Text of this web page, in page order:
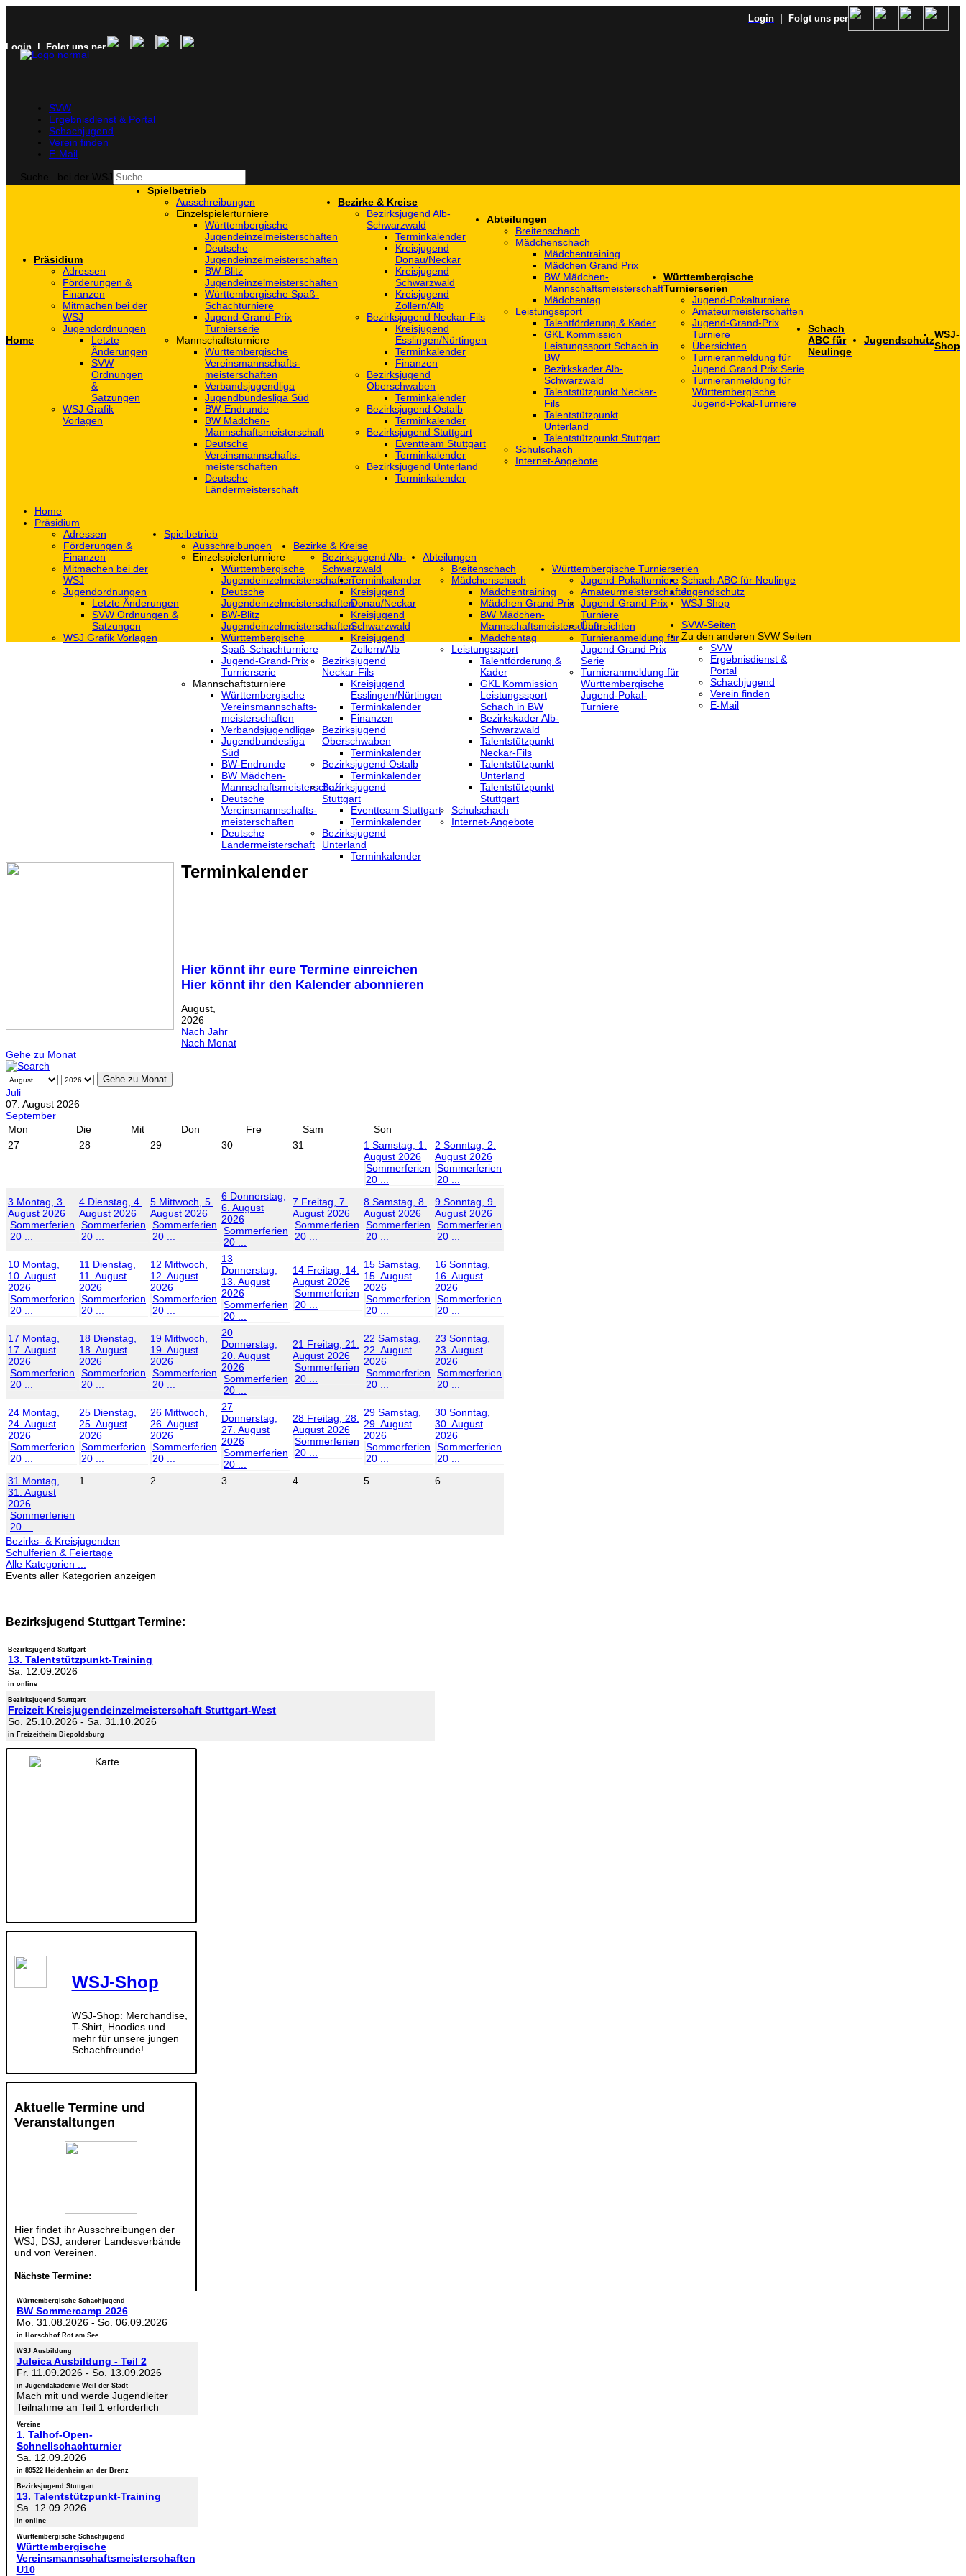
Login | Folgt uns per
Login | Folgt uns per
SVW
Ergebnisdienst & Portal
Schachjugend
Verein finden
E-Mail
Home
Präsidium
Adressen
Förderungen &
Finanzen
Mitmachen bei der
WSJ
Jugendordnungen
Letzte
Änderungen
SVW
Ordnungen
&
Satzungen
WSJ Grafik
Vorlagen
Spielbetrieb
Ausschreibungen
Einzelspielerturniere
Württembergische
Jugendeinzelmeisterschaften
Deutsche
Jugendeinzelmeisterschaften
BW-Blitz
Jugendeinzelmeisterschaften
Württembergische Spaß-
Schachturniere
Jugend-Grand-Prix
Turnierserie
Mannschaftsturniere
Württembergische
Vereinsmannschafts-
meisterschaften
Verbandsjugendliga
Jugendbundesliga Süd
BW-Endrunde
BW Mädchen-
Mannschaftsmeisterschaft
Deutsche
Vereinsmannschafts-
meisterschaften
Deutsche
Ländermeisterschaft
Bezirke & Kreise
Bezirksjugend Alb-
Schwarzwald
Terminkalender
Kreisjugend
Donau/Neckar
Kreisjugend
Schwarzwald
Kreisjugend
Zollern/Alb
Bezirksjugend Neckar-Fils
Kreisjugend
‎Esslingen/Nürtingen
Terminkalender
Finanzen
Bezirksjugend
Oberschwaben
Terminkalender
Bezirksjugend Ostalb
Terminkalender
Bezirksjugend Stuttgart
‎Eventteam Stuttgart
Terminkalender
Bezirksjugend Unterland
Terminkalender
Abteilungen
Breitenschach
Mädchenschach
Mädchentraining
Mädchen Grand Prix
BW Mädchen-
Mannschaftsmeisterschaft
Mädchentag
Leistungssport
Talentförderung & Kader
GKL Kommission
Leistungssport Schach in
BW
Bezirkskader Alb-
Schwarzwald
Talentstützpunkt Neckar-
Fils
Talentstützpunkt
Unterland
Talentstützpunkt Stuttgart
Schulschach
Internet-Angebote
Württembergische
Turnierserien
Jugend-Pokalturniere
Amateurmeisterschaften
Jugend-Grand-Prix
Turniere
Übersichten
Turnieranmeldung für
Jugend Grand Prix Serie
Turnieranmeldung für
Württembergische
Jugend-Pokal-Turniere
Schach
ABC für
Neulinge
JugendschutzWSJ-
Shop
Home
Präsidium
Adressen
Förderungen &
Finanzen
Mitmachen bei der
WSJ
Jugendordnungen
Letzte Änderungen
SVW Ordnungen &
Satzungen
WSJ Grafik Vorlagen
Spielbetrieb
Ausschreibungen
Einzelspielerturniere
Württembergische
Jugendeinzelmeisterschaften
Deutsche
Jugendeinzelmeisterschaften
BW-Blitz
Jugendeinzelmeisterschaften
Württembergische
Spaß-Schachturniere
Jugend-Grand-Prix
Turnierserie
Mannschaftsturniere
Württembergische
Vereinsmannschafts-
meisterschaften
Verbandsjugendliga
Jugendbundesliga
Süd
BW-Endrunde
BW Mädchen-
Mannschaftsmeisterschaft
Deutsche
Vereinsmannschafts-
meisterschaften
Deutsche
Ländermeisterschaft
Bezirke & Kreise
Bezirksjugend Alb-
Schwarzwald
Terminkalender
Kreisjugend
Donau/Neckar
Kreisjugend
Schwarzwald
Kreisjugend
Zollern/Alb
Bezirksjugend
Neckar-Fils
Kreisjugend
‎Esslingen/Nürtingen
Terminkalender
Finanzen
Bezirksjugend
Oberschwaben
Terminkalender
Bezirksjugend Ostalb
Terminkalender
Bezirksjugend
Stuttgart
‎Eventteam Stuttgart
Terminkalender
Bezirksjugend
Unterland
Terminkalender
Abteilungen
Breitenschach
Mädchenschach
Mädchentraining
Mädchen Grand Prix
BW Mädchen-
Mannschaftsmeisterschaft
Mädchentag
Leistungssport
Talentförderung &
Kader
GKL Kommission
Leistungssport
Schach in BW
Bezirkskader Alb-
Schwarzwald
Talentstützpunkt
Neckar-Fils
Talentstützpunkt
Unterland
Talentstützpunkt
Stuttgart
Schulschach
Internet-Angebote
Württembergische Turnierserien
Jugend-Pokalturniere
Amateurmeisterschaften
Jugend-Grand-Prix
Turniere
Übersichten
Turnieranmeldung für
Jugend Grand Prix
Serie
Turnieranmeldung für
Württembergische
Jugend-Pokal-
Turniere
Schach ABC für Neulinge
Jugendschutz
WSJ-Shop
SVW-Seiten
Zu den anderen SVW Seiten
SVW
Ergebnisdienst &
Portal
Schachjugend
Verein finden
E-Mail
Terminkalender
Hier könnt ihr eure Termine einreichen
Hier könnt ihr den Kalender abonnieren
August,
2026
Nach Jahr
Nach Monat
Gehe zu Monat
Gehe zu Monat
Juli
07. August 2026
September
Mon
Die Mit Don Fre Sam
Son
27
28 29 30 31 1 Samstag, 1.
August 2026
Sommerferien
20 ...
2 Sonntag, 2.
August 2026
Sommerferien
20 ...
3 Montag, 3.
August 2026
Sommerferien
20 ...
4 Dienstag, 4.
August 2026
Sommerferien
20 ...
5 Mittwoch, 5.
August 2026
Sommerferien
20 ...
6 Donnerstag,
6. August
2026
Sommerferien
20 ...
7 Freitag, 7.
August 2026
Sommerferien
20 ...
8 Samstag, 8.
August 2026
Sommerferien
20 ...
9 Sonntag, 9.
August 2026
Sommerferien
20 ...
10 Montag,
10. August
2026
Sommerferien
20 ...
11 Dienstag,
11. August
2026
Sommerferien
20 ...
12 Mittwoch,
12. August
2026
Sommerferien
20 ...
13
Donnerstag,
13. August
2026
Sommerferien
20 ...
14 Freitag, 14.
August 2026
Sommerferien
20 ...
15 Samstag,
15. August
2026
Sommerferien
20 ...
16 Sonntag,
16. August
2026
Sommerferien
20 ...
17 Montag,
17. August
2026
Sommerferien
20 ...
18 Dienstag,
18. August
2026
Sommerferien
20 ...
19 Mittwoch,
19. August
2026
Sommerferien
20 ...
20
Donnerstag,
20. August
2026
Sommerferien
20 ...
21 Freitag, 21.
August 2026
Sommerferien
20 ...
22 Samstag,
22. August
2026
Sommerferien
20 ...
23 Sonntag,
23. August
2026
Sommerferien
20 ...
24 Montag,
24. August
2026
Sommerferien
20 ...
25 Dienstag,
25. August
2026
Sommerferien
20 ...
26 Mittwoch,
26. August
2026
Sommerferien
20 ...
27
Donnerstag,
27. August
2026
Sommerferien
20 ...
28 Freitag, 28.
August 2026
Sommerferien
20 ...
29 Samstag,
29. August
2026
Sommerferien
20 ...
30 Sonntag,
30. August
2026
Sommerferien
20 ...
31 Montag,
31. August
2026
Sommerferien
20 ...
1 2 3 4 5 6
Bezirks- & Kreisjugenden
Schulferien & Feiertage
Alle Kategorien ...
Events aller Kategorien anzeigen
Bezirksjugend Stuttgart Termine:
Bezirksjugend Stuttgart
13. Talentstützpunkt-Training
Sa. 12.09.2026
in online
Bezirksjugend Stuttgart
Freizeit Kreisjugendeinzelmeisterschaft Stuttgart-West
So. 25.10.2026 -Sa. 31.10.2026
in Freizeitheim Diepoldsburg
WSJ-Shop
WSJ-Shop: Merchandise,
T-Shirt, Hoodies und
mehr für unsere jungen
Schachfreunde!
Aktuelle Termine und
Veranstaltungen
Hier findet ihr Ausschreibungen der
WSJ, DSJ, anderer Landesverbände
und von Vereinen.
Nächste Termine:
Württembergische Schachjugend
BW Sommercamp 2026
Mo. 31.08.2026- So. 06.09.2026
in Horschhof Rot am See
WSJ Ausbildung
Juleica Ausbildung - Teil 2
Fr. 11.09.2026- So. 13.09.2026
in Jugendakademie Weil der Stadt
Mach mit und werde Jugendleiter
Teilnahme an Teil 1 erforderlich
Vereine
1. Talhof-Open-
Schnellschachturnier
Sa. 12.09.2026
in 89522 Heidenheim an der Brenz
Bezirksjugend Stuttgart
13. Talentstützpunkt-Training
Sa. 12.09.2026
in online
Württembergische Schachjugend
Württembergische
Vereinsmannschaftsmeisterschaften
U10